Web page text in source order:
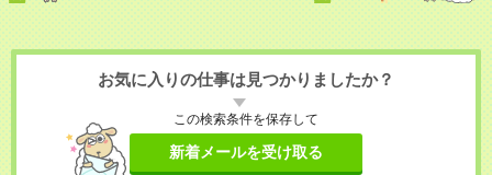
お気に入りの仕事は見つかりましたか？
この検索条件を保存して
新着メールを受け取る